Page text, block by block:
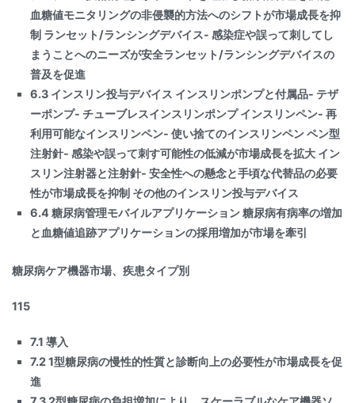
血糖値モニタリングの非侵襲的方法へのシフトが市場成長を抑
制 ランセット/ランシングデバイス- 感染症や誤って刺してし
まうことへのニーズが安全ランセット/ランシングデバイスの
普及を促進
6.3 インスリン投与デバイス インスリンポンプと付属品- テザ
ーポンプ- チューブレスインスリンポンプ インスリンペン- 再
利用可能なインスリンペン- 使い捨てのインスリンペン ペン型
注射針- 感染や誤って刺す可能性の低減が市場成長を拡大 イン
スリン注射器と注射針- 安全性への懸念と手頃な代替品の必要
性が市場成長を抑制 その他のインスリン投与デバイス
6.4 糖尿病管理モバイルアプリケーション 糖尿病有病率の増加
と血糖値追跡アプリケーションの採用増加が市場を牽引
糖尿病ケア機器市場、疾患タイプ別
115
7.1 導入
7.2 1型糖尿病の慢性的性質と診断向上の必要性が市場成長を促
進